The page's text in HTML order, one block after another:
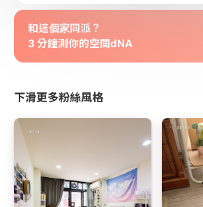
和這個家同派？
3 分鐘測你的空間dNA
下滑更多粉絲風格